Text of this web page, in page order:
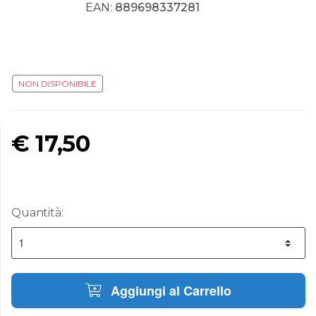
EAN: 889698337281
NON DISPONIBILE
€17,50
Quantità:
Aggiungi al Carrello